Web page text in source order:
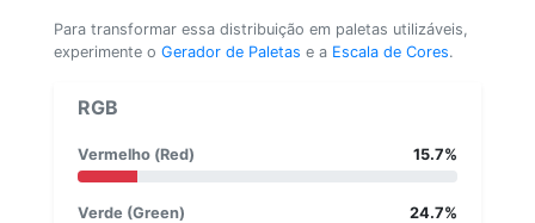
Para transformar essa distribuição em paletas utilizáveis,
experimente o Gerador de Paletas e a Escala de Cores.
RGB
Vermelho (Red) 15.7%
Verde (Green) 24.7%